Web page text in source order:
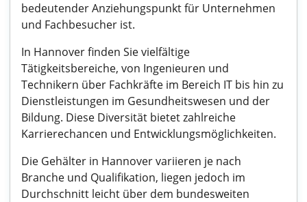
bedeutender Anziehungspunkt für Unternehmen
und Fachbesucher ist.
In Hannover finden Sie vielfältige
Tätigkeitsbereiche, von Ingenieuren und
Technikern über Fachkräfte im Bereich IT bis hin zu
Dienstleistungen im Gesundheitswesen und der
Bildung. Diese Diversität bietet zahlreiche
Karrierechancen und Entwicklungsmöglichkeiten.
Die Gehälter in Hannover variieren je nach
Branche und Qualifikation, liegen jedoch im
Durchschnitt leicht über dem bundesweiten